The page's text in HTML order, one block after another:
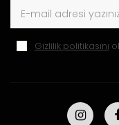
Gizlilik politikasını